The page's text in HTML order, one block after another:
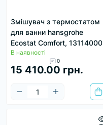
Змішувач з термостатом
для ванни hansgrohe
Ecostat Comfort, 13114000
В наявності
0
15 410.00 грн.